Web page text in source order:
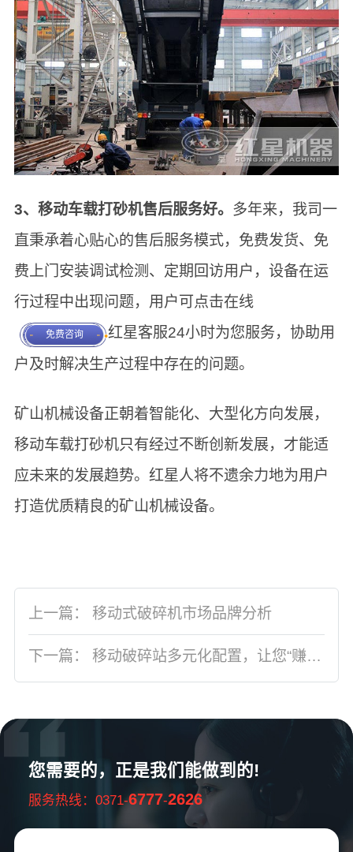
3、移动车载打砂机售后服务好。 多年来，我司一
直秉承着心贴心的售后服务模式，免费发货、免
费上门安装调试检测、定期回访用户，设备在运
行过程中出现问题，用户可点击在线
免费咨询
红星客服24小时为您服务，协助用
户及时解决生产过程中存在的问题。
矿山机械设备正朝着智能化、大型化方向发展，
移动车载打砂机只有经过不断创新发展，才能适
应未来的发展趋势。红星人将不遗余力地为用户
打造优质精良的矿山机械设备。
上一篇： 移动式破碎机市场品牌分析
下一篇： 移动破碎站多元化配置，让您“赚”个不停
您需要的，正是我们能做到的!
服务热线：0371-6777-2626